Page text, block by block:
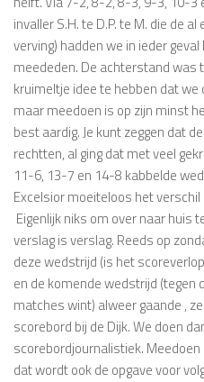
invaller S.H. te D.P. te M. die de
verving) hadden we in ieder
meededen. De achterstand was
kruimeltje idee te hebben dat
maar meedoen is op zijn minst
best aardig. Je kunt zeggen dat
rechtten, al ging dat met veel
11-6, 13-7 en 14-8 kabbelde
Excelsior moeiteloos het
Eigenlijk niks om over naar huis
verslag is verslag. Reeds op
deze wedstrijd (is het
en de komende wedstrijd (tegen
matches wint) alweer gaande ,
scorebord bij de Dijk. We doen
scorebordjournalistiek.
dat wordt ook de opgave voor